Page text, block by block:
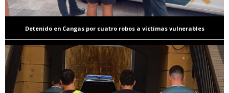
Detenido en Cangas por cuatro robos a víctimas vulnerables